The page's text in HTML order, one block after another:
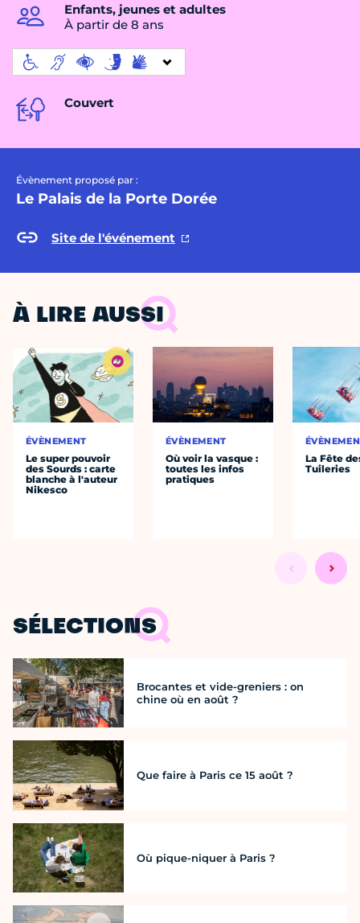
Enfants, jeunes et adultes
À partir de 8 ans
Couvert
Évènement proposé par :
Le Palais de la Porte Dorée
Site de l'événement
À LIRE AUSSI
ÉVÈNEMENT
Le super pouvoir
des Sourds : carte
blanche à l'auteur
Nikesco
ÉVÈNEMENT
Où voir la vasque :
toutes les infos
pratiques
La Fête
Tuileries
SÉLECTIONS
Brocantes et vide-greniers : on
chine où en août ?
Que faire à Paris ce 15 août ?
Où pique-niquer à Paris ?